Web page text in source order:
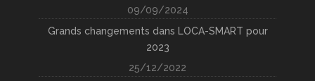
09/09/2024
Grands changements dans LOCA-SMART pour
2023
25/12/2022